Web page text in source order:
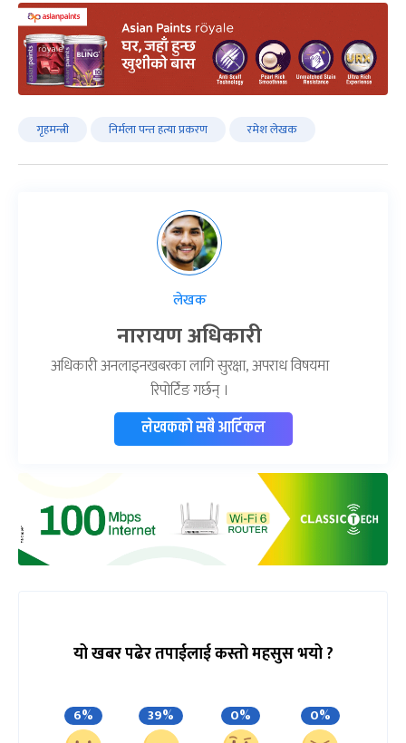
गृहमन्त्री निर्मला पन्त हत्या प्रकरण रमेश लेखक
लेखक
नारायण अधिकारी
अधिकारी अनलाइनखबरका लागि सुरक्षा, अपराध विषयमा
रिपोर्टिङ गर्छन् ।
लेखकको सबै आर्टिकल
यो खबर पढेर तपाईलाई कस्तो महसुस भयो ?
6% 39% 0% 0%